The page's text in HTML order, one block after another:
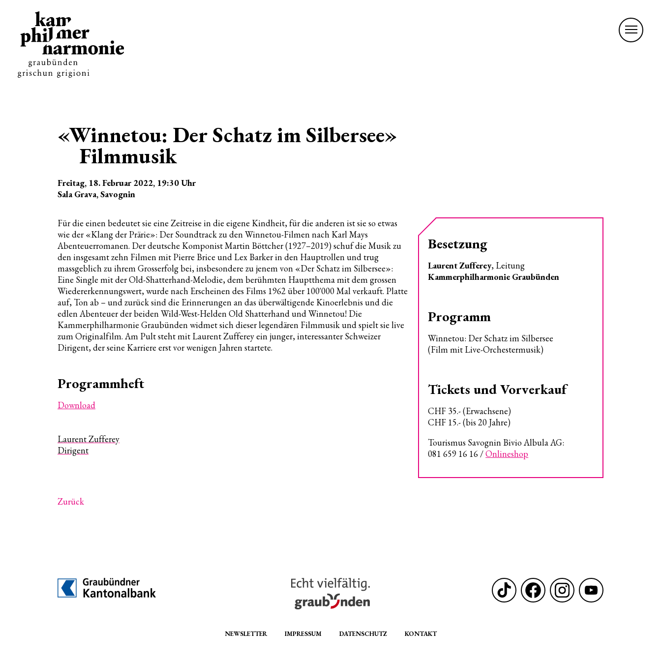
Übersicht
Das Orchesterchaos
Vier-Wände-Konzerte
Anmeldung Chorwoche 2026
Anmeldung Junge Stimmen 2026
Tickets
Familienaktion Weihnachtsgala
Gutscheine
Gastdirigent*innen
Solist*innen
«Winnetou: Der Schatz im Silbersee»
Filmmusik
Freitag, 18. Februar 2022, 19:30Uhr
Sala Grava, Savognin
Für die einen bedeutet sie eine Zeitreise in die eigene Kindheit, für die anderen ist sie so etwas
wie der «Klang der Prärie»: Der Soundtrack zu den Winnetou-Filmen nach Karl Mays
Abenteuerromanen. Der deutsche Komponist Martin Böttcher (1927–2019) schuf die Musik zu
den insgesamt zehn Filmen mit Pierre Brice und Lex Barker in den Hauptrollen und trug
massgeblich zu ihrem Grosserfolg bei, insbesondere zu jenem von «Der Schatz im Silbersee»:
Eine Single mit der Old-Shatterhand-Melodie, dem berühmten Hauptthema mit dem grossen
Wiedererkennungswert, wurde nach Erscheinen des Films 1962 über 100'000 Mal verkauft. Platte
auf, Ton ab – und zurück sind die Erinnerungen an das überwältigende Kinoerlebnis und die
edlen Abenteuer der beiden Wild-West-Helden Old Shatterhand und Winnetou! Die
Kammerphilharmonie Graubünden widmet sich dieser legendären Filmmusik und spielt sie live
zum Originalfilm. Am Pult steht mit Laurent Zufferey ein junger, interessanter Schweizer
Dirigent, der seine Karriere erst vor wenigen Jahren startete.
Programmheft
Download
Laurent Zufferey
Dirigent
Besetzung
Laurent Zufferey, Leitung
Kammerphilharmonie Graubünden
Programm
Winnetou: Der Schatz im Silbersee
(Film mit Live-Orchestermusik)
Tickets und Vorverkauf
CHF 35.- (Erwachsene)
CHF 15.- (bis 20 Jahre)
Tourismus Savognin Bivio Albula AG:
081 659 16 16 /Onlineshop
Zurück
NEWSLETTER IMPRESSUM DATENSCHUTZ KONTAKT